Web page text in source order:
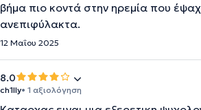
βήμα πιο κοντά στην ηρεμία που
ανεπιφύλακτα.
12 Μαΐου 2025
8.0
ch1lly• 1 αξιολόγηση